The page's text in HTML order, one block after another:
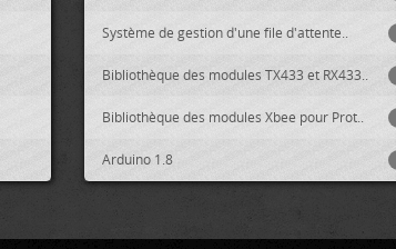
Système de gestion d'une file d'attente..
Bibliothèque des modules TX433 et RX433..
Bibliothèque des modules Xbee pour Prot..
Arduino 1.8